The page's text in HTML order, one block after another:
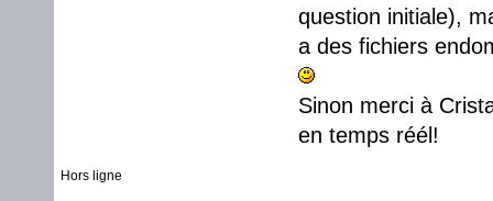
question initiale),
a des fichiers
Sinon merci à
en temps réél!
Hors ligne